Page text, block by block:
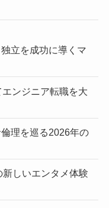
立を成功に導くマ
ンジニア転職を大
理を巡る2026年の
しいエンタメ体験